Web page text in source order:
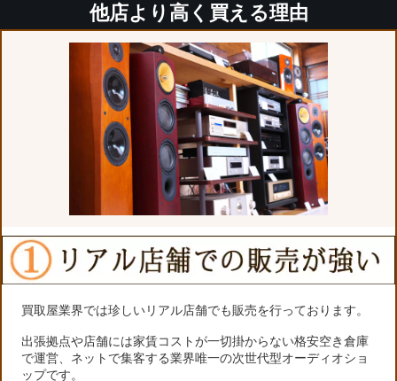
他店より高く買える理由
買取屋業界では珍しいリアル店舗でも販売を行っております。
出張拠点や店舗には家賃コストが一切掛からない格安空き倉庫
で運営、ネットで集客する業界唯一の次世代型オーディオショ
ップです。